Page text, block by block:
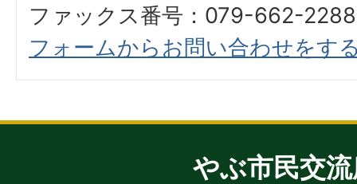
ファックス番号：079-662-2288
フォームからお問い合わせをす
やぶ市民交